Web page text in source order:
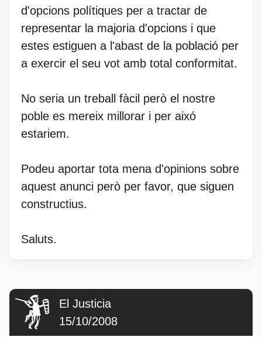
d'opcions polítiques per a tractar de
representar la majoria d'opcions i que
estes estiguen a l'abast de la població per
a exercir el seu vot amb total conformitat.
No seria un treball fàcil però el nostre
poble es mereix millorar i per aixó
estariem.
Podeu aportar tota mena d'opinions sobre
aquest anunci però per favor, que siguen
constructius.
Saluts.
El Justicia
15/10/2008